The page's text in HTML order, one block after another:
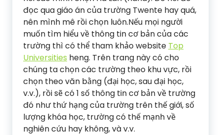
đọc qua giáo án của trường Twente hay quá,
nên mình mê rồi chọn luôn.Nếu mọi người
muốn tìm hiểu về thông tin cơ bản của các
trường thì có thể tham khảo website Top
Universities heng. Trên trang này có cho
chúng ta chọn các trường theo khu vực, rồi
chọn theo văn bằng (đại học, sau đại học,
v.v.), rồi sẽ có 1 số thông tin cơ bản về trường
đó như thứ hạng của trường trên thế giới, số
lượng khóa học, trường có thế mạnh về
nghiên cứu hay không, và v.v.